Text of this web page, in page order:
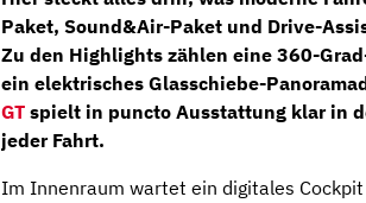
Paket, Sound&Air-Paket und Drive-
Zu den Highlights zählen eine 360-
ein elektrisches Glasschiebe-
GT spielt in puncto Ausstattung klar in
jeder Fahrt.
Im Innenraum wartet ein digitales